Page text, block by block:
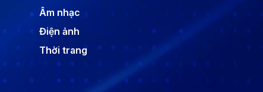
Âm nhạc
Điện ảnh
Thời trang